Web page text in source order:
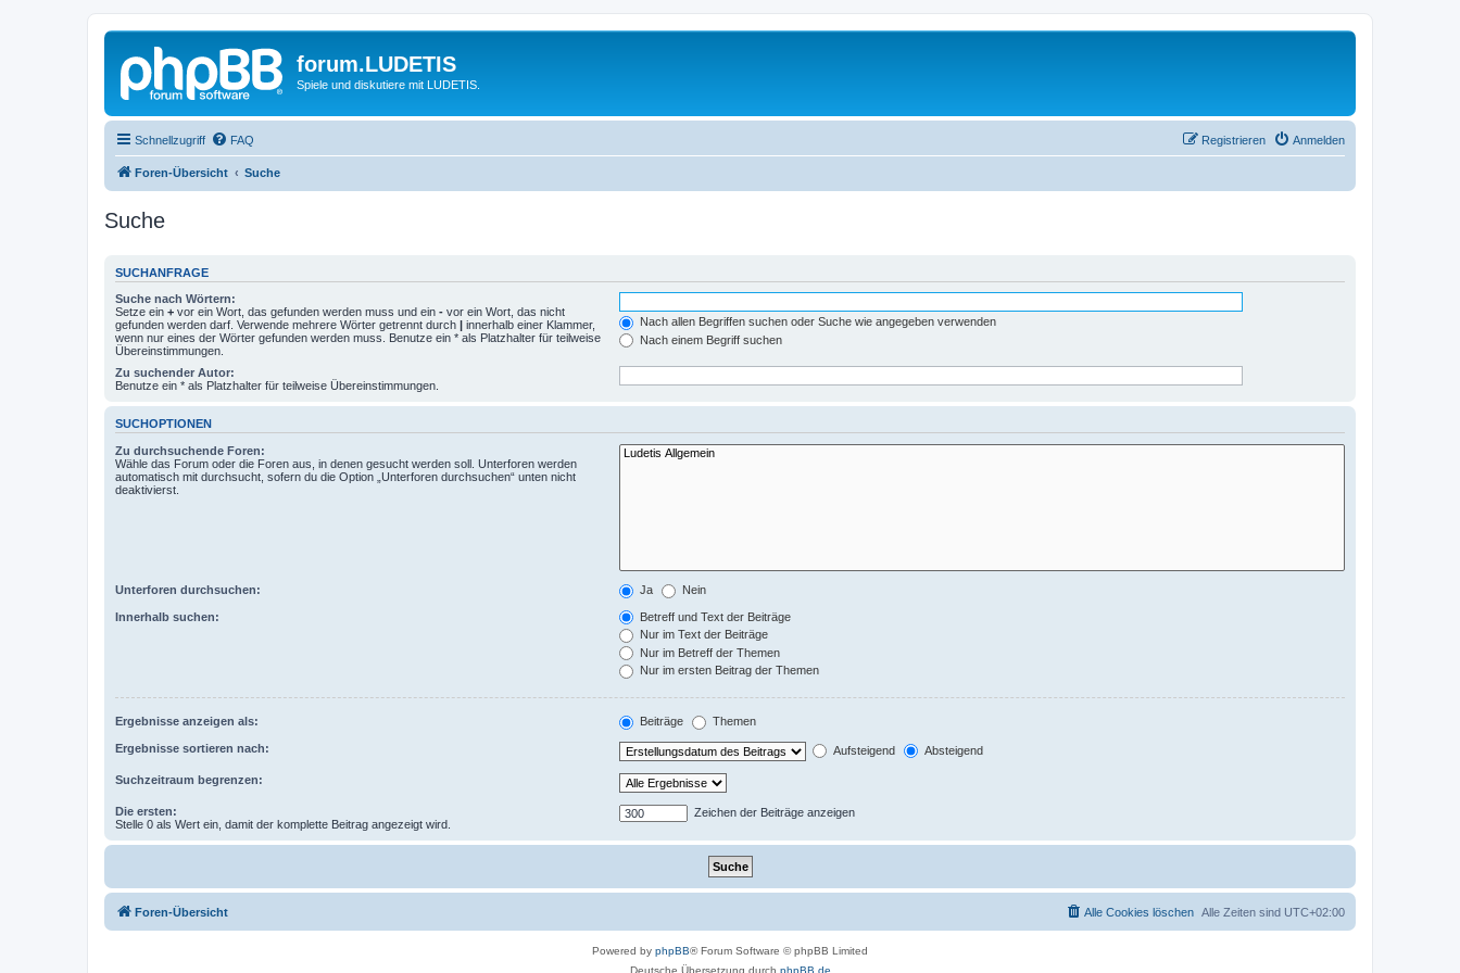
forum.LUDETIS
Spiele und diskutiere mit LUDETIS.
Schnellzugriff FAQ Anmelden
Registrieren
Foren-Übersicht Suche
Suche
SUCHANFRAGE
Suche nach Wörtern:
Setze ein + vor ein Wort, das gefunden werden muss und ein - vor ein Wort, das nicht
gefunden werden darf. Verwende mehrere Wörter getrennt durch | innerhalb einer Klammer,
wenn nur eines der Wörter gefunden werden muss. Benutze ein * als Platzhalter für teilweise
Übereinstimmungen.
Nach allen Begriffen suchen oder Suche wie angegeben verwenden
Nach einem Begriff suchen
Zu suchender Autor:
Benutze ein * als Platzhalter für teilweise Übereinstimmungen.
SUCHOPTIONEN
Zu durchsuchende Foren:
Wähle das Forum oder die Foren aus, in denen gesucht werden soll. Unterforen werden
automatisch mit durchsucht, sofern du die Option „Unterforen durchsuchen“ unten nicht
deaktivierst.
Unterforen durchsuchen: Ja Nein
Innerhalb suchen:
Betreff und Text der Beiträge
Nur im Text der Beiträge
Nur im Betreff der Themen
Nur im ersten Beitrag der Themen
Ergebnisse anzeigen als: Beiträge Themen
Ergebnisse sortieren nach: Aufsteigend Absteigend
Suchzeitraum begrenzen:
Die ersten:
Stelle 0 als Wert ein, damit der komplette Beitrag angezeigt wird.
Zeichen der Beiträge anzeigen
Foren-Übersicht Alle Zeiten sind UTC+02:00
Alle Cookies löschen
Powered by phpBB® Forum Software © phpBB Limited
Deutsche Übersetzung durch phpBB.de